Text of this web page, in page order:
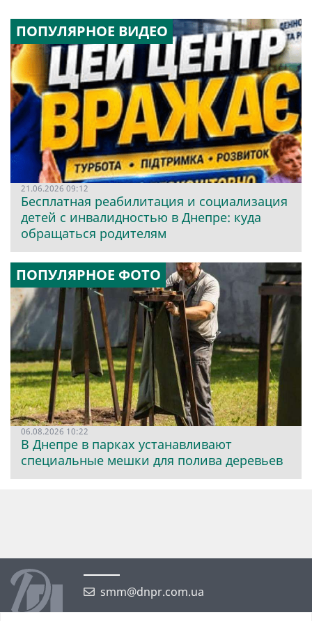
ПОПУЛЯРНОЕ ВИДЕО
21.06.2026 09:12
Бесплатная реабилитация и социализация
детей с инвалидностью в Днепре: куда
обращаться родителям
ПОПУЛЯРНОЕ ФОТО
06.08.2026 10:22
В Днепре в парках устанавливают
специальные мешки для полива деревьев
smm@dnpr.com.ua